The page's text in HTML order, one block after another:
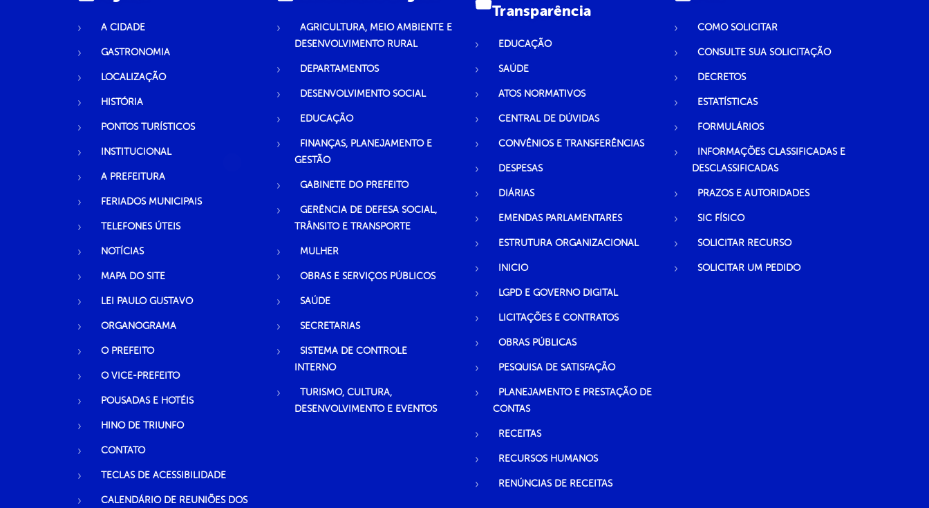
A CIDADE
GASTRONOMIA
LOCALIZAÇÃO
HISTÓRIA
PONTOS TURÍSTICOS
INSTITUCIONAL
A PREFEITURA
FERIADOS MUNICIPAIS
TELEFONES ÚTEIS
NOTÍCIAS
MAPA DO SITE
LEI PAULO GUSTAVO
ORGANOGRAMA
O PREFEITO
O VICE-PREFEITO
POUSADAS E HOTÉIS
HINO DE TRIUNFO
CONTATO
TECLAS DE ACESSIBILIDADE
CALENDÁRIO DE REUNIÕES DOS
AGRICULTURA, MEIO AMBIENTE E
DESENVOLVIMENTO RURAL
DEPARTAMENTOS
DESENVOLVIMENTO SOCIAL
EDUCAÇÃO
FINANÇAS, PLANEJAMENTO E
GESTÃO
GABINETE DO PREFEITO
GERÊNCIA DE DEFESA SOCIAL,
TRÂNSITO E TRANSPORTE
MULHER
OBRAS E SERVIÇOS PÚBLICOS
SAÚDE
SECRETARIAS
SISTEMA DE CONTROLE
INTERNO
TURISMO, CULTURA,
DESENVOLVIMENTO E EVENTOS
Transparência
EDUCAÇÃO
SAÚDE
ATOS NORMATIVOS
CENTRAL DE DÚVIDAS
CONVÊNIOS E TRANSFERÊNCIAS
DESPESAS
DIÁRIAS
EMENDAS PARLAMENTARES
ESTRUTURA ORGANIZACIONAL
INICIO
LGPD E GOVERNO DIGITAL
LICITAÇÕES E CONTRATOS
OBRAS PÚBLICAS
PESQUISA DE SATISFAÇÃO
PLANEJAMENTO E PRESTAÇÃO DE
CONTAS
RECEITAS
RECURSOS HUMANOS
RENÚNCIAS DE RECEITAS
COMO SOLICITAR
CONSULTE SUA SOLICITAÇÃO
DECRETOS
ESTATÍSTICAS
FORMULÁRIOS
INFORMAÇÕES CLASSIFICADAS E
DESCLASSIFICADAS
PRAZOS E AUTORIDADES
SIC FÍSICO
SOLICITAR RECURSO
SOLICITAR UM PEDIDO